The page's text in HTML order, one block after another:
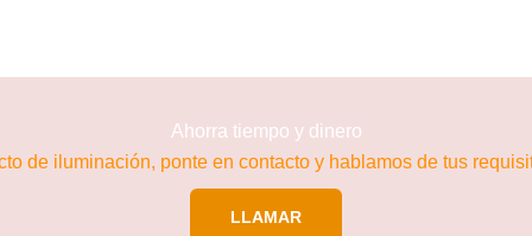
Ahorra tiempo y dinero
de iluminación, ponte en contacto y hablamos de tus
LLAMAR